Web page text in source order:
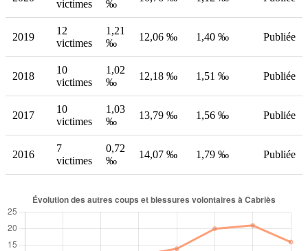
victimes
‰
2019
12
victimes
1,21
‰
12,06 ‰ 1,40 ‰ Publiée
2018
10
victimes
1,02
‰
12,18 ‰ 1,51 ‰ Publiée
2017
10
victimes
1,03
‰
13,79 ‰ 1,56 ‰ Publiée
2016
7
victimes
0,72
‰
14,07 ‰ 1,79 ‰ Publiée